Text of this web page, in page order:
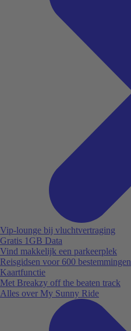
Vip-lounge bij vluchtvertraging
Gratis 1GB Data
Vind makkelijk een parkeerplek
Reisgidsen voor 600 bestemmingen
Kaartfunctie
Met Breakzy off the beaten track
Alles over My Sunny Ride